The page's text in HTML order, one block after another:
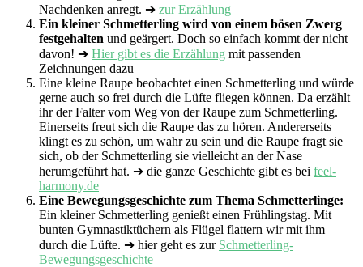
Nachdenken anregt. ➔ zur Erzählung
Ein kleiner Schmetterling wird von einem bösen Zwerg
festgehalten und geärgert. Doch so einfach kommt der nicht
davon! ➔ Hier gibt es die Erzählung mit passenden
Zeichnungen dazu
Eine kleine Raupe beobachtet einen Schmetterling und würde
gerne auch so frei durch die Lüfte fliegen können. Da erzählt
ihr der Falter vom Weg von der Raupe zum Schmetterling.
Einerseits freut sich die Raupe das zu hören. Andererseits
klingt es zu schön, um wahr zu sein und die Raupe fragt sie
sich, ob der Schmetterling sie vielleicht an der Nase
herumgeführt hat. ➔ die ganze Geschichte gibt es bei feel-
harmony.de
Eine Bewegungsgeschichte zum Thema Schmetterlinge:
Ein kleiner Schmetterling genießt einen Frühlingstag. Mit
bunten Gymnastiktüchern als Flügel flattern wir mit ihm
durch die Lüfte. ➔ hier geht es zur Schmetterling-
Bewegungsgeschichte